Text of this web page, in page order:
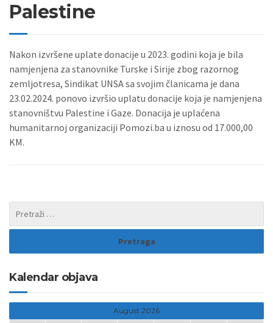
Palestine
Nakon izvršene uplate donacije u 2023. godini koja je bila
namjenjena za stanovnike Turske i Sirije zbog razornog
zemljotresa, Sindikat UNSA sa svojim članicama je dana
23.02.2024. ponovo izvršio uplatu donacije koja je namjenjena
stanovništvu Palestine i Gaze. Donacija je uplaćena
humanitarnoj organizaciji Pomozi.ba u iznosu od 17.000,00
KM.
Kalendar objava
August 2026